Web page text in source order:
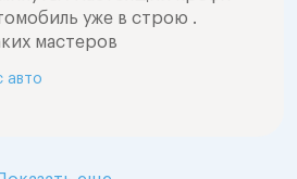
уже в строю .
мастеров
авто